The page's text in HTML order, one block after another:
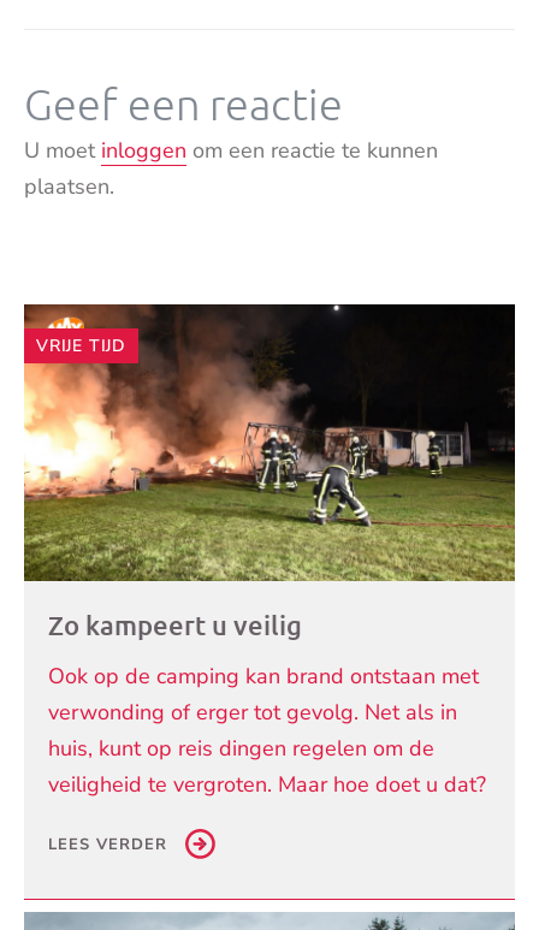
Geef een reactie
U moet inloggen om een reactie te kunnen
plaatsen.
Andere
artikelen
VRIJE TIJD
Zo kampeert u veilig
Ook op de camping kan brand ontstaan met
verwonding of erger tot gevolg. Net als in
huis, kunt op reis dingen regelen om de
veiligheid te vergroten. Maar hoe doet u dat?
LEES VERDER